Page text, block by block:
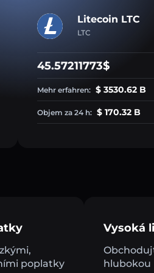
Litecoin LTC
LTC
45.57211773$
Mehr erfahren: $ 3530.62 B
Objem za 24 h: $ 170.32 B
poplatky
Vysoká